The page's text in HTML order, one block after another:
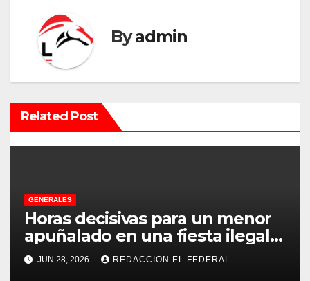
a
ó
n
e
e
n
Byadmin
Related Post
GENERALES
Horas decisivas para un menor
apuñalado en una fiesta ilegal
con más de 500 asistentes en
Chilecito
JUN 28, 2026 REDACCION EL FEDERAL